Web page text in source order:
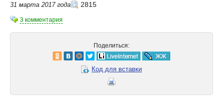
31 марта 2017 года 2815
3 комментария
Поделиться:
Код для вставки